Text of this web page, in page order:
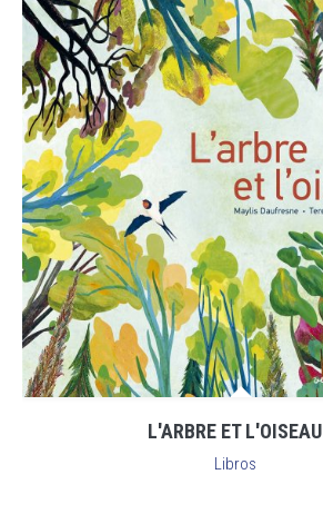
L'ARBRE ET L'OISEAU
Libros